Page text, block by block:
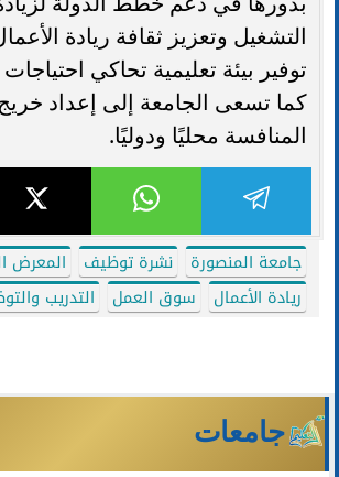
التشغيل وتعزيز ثقافة ريادة
توفير بيئة تعليمية تحاكي
كما تسعى الجامعة إلى إعداد
المنافسة محليًا ودوليًا.
جامعة المنصورة نشرة توظيف
المعرض
ريادة الأعمال
سوق العمل التدريب
جامعات